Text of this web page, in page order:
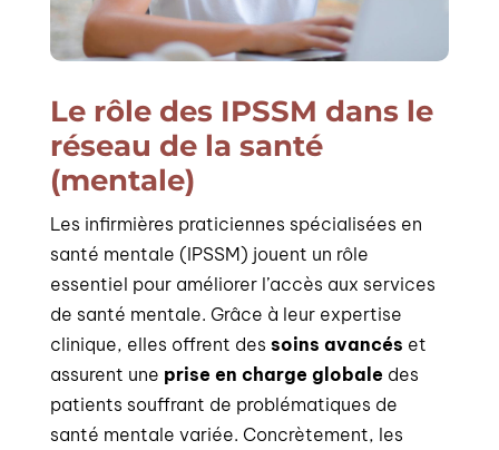
Le rôle des IPSSM dans le
réseau de la santé
(mentale)
Les infirmières praticiennes spécialisées en
santé mentale (IPSSM) jouent un rôle
essentiel pour améliorer l’accès aux services
de santé mentale. Grâce à leur expertise
clinique, elles offrent des soins avancés et
assurent une prise en charge globale des
patients souffrant de problématiques de
santé mentale variée. Concrètement, les